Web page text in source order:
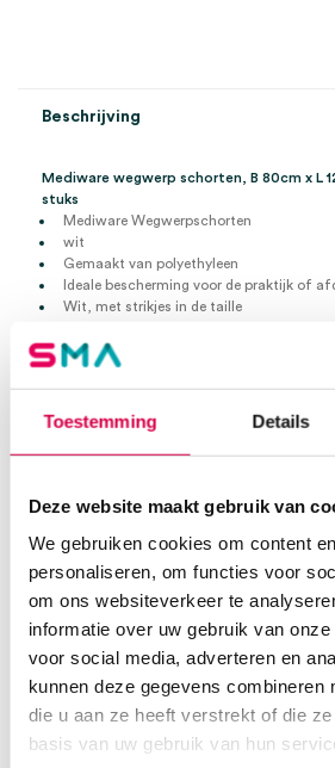
Toestemming Details
Deze website maakt gebruik van
We gebruiken cookies om content
personaliseren, om functies voor
om ons websiteverkeer te
informatie over uw gebruik van
voor social media, adverteren en
kunnen deze gegevens combineren
die u aan ze heeft verstrekt of die
basis van uw gebruik van hun
Beschrijving
Mediware wegwerp schorten, B 80cm x L
stuks
Mediware Wegwerpschorten
wit
Gemaakt van polyethyleen
Ideale bescherming voor de praktijk of
Wit, met strikjes in de taille
125 cm lang
Zak: 100 stuks
Karton: 1000 stuks
Extra informatie
Aantal
Afmeting 80cm x 125cm
Kleur wit
Steriel onsteriel
Beoordelingen
Er zijn nog geen beoordelingen.
Waarom Medische Artikelen?
Op voorraad? Vandaag besteld,
Vaste klanten, vaste korting
Geen klein order toeslag vanaf €75